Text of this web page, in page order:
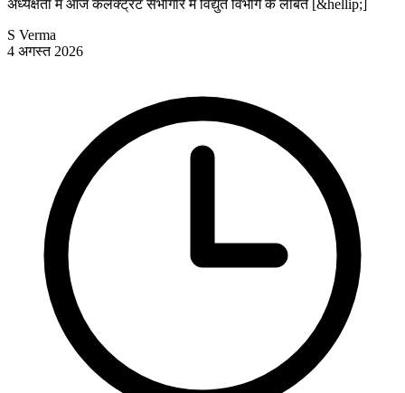
अध्यक्षता में आज कलेक्ट्रेट सभागार में विद्युत विभाग के लंबित [&hellip;]
S Verma
4 अगस्त 2026